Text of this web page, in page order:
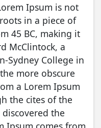
Ipsum is not
in a piece of
45 BC, making it
McClintock, a
Sydney College in
more obscure
a Lorem Ipsum
the cites of the
the